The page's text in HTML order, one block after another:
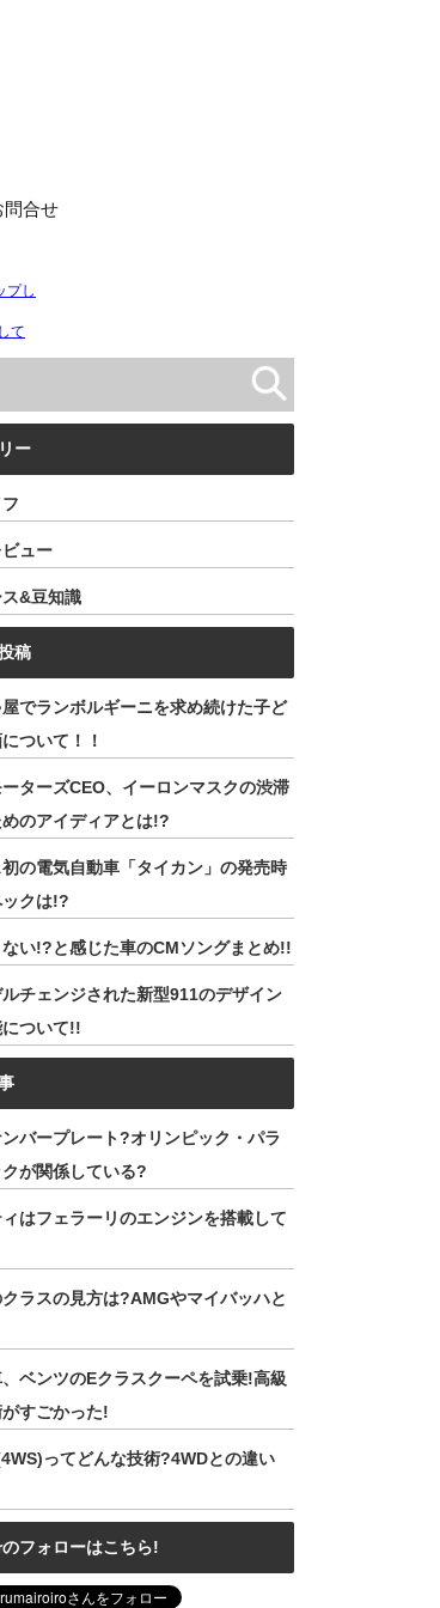
問合せ
ー
ュー
&豆知識
稿
でランボルギーニを求め続けた子ど
ついて！！
ターズCEO、イーロンマスクの渋滞
のアイディアとは!?
の電気自動車「タイカン」の発売時
クは!?
い!?と感じた車のCMソングまとめ!!
チェンジされた新型911のデザイン
ついて!!
バープレート?オリンピック・パラ
クが関係している?
はフェラーリのエンジンを搭載して
ラスの見方は?AMGやマイバッハと
ベンツのEクラスクーペを試乗!高級
すごかった!
ってどんな技術?4WDとの違い
フォローはこちら!